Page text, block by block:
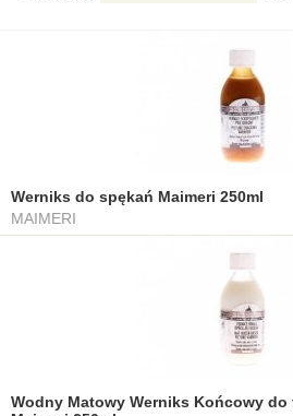
Werniks do spękań Maimeri 250ml
MAIMERI
Wodny Matowy Werniks Końcowy